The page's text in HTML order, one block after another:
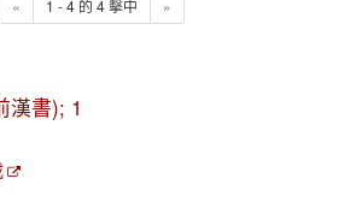
« 1 - 4 的 4 擊中 »
漢書); 1